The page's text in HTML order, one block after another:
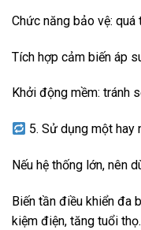
Chức năng bảo vệ: quá
Tích hợp cảm biến áp
Khởi động mềm: tránh
5. Sử dụng một hay
Nếu hệ thống lớn, nên
Biến tần điều khiển đa
kiệm điện, tăng tuổi thọ.